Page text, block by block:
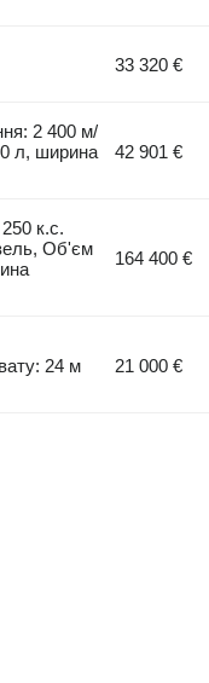
33 320 €
2 400 м/
л, ширина
42 901 €
к.с.
Об'єм
164 400 €
24 м 21 000 €